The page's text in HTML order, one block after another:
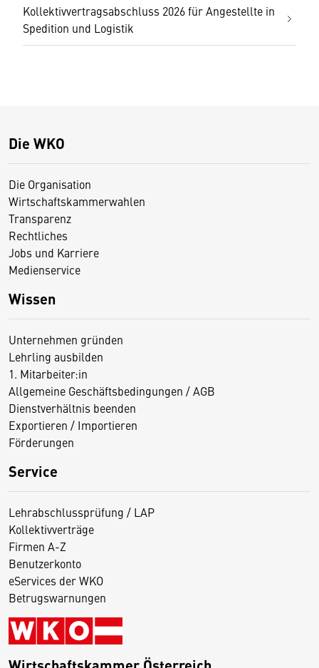
Kollektivvertragsabschluss 2026 für Angestellte in
Spedition und Logistik
Die WKO
Die Organisation
Wirtschaftskammerwahlen
Transparenz
Rechtliches
Jobs und Karriere
Medienservice
Wissen
Unternehmen gründen
Lehrling ausbilden
1. Mitarbeiter:in
Allgemeine Geschäftsbedingungen / AGB
Dienstverhältnis beenden
Exportieren / Importieren
Förderungen
Service
Lehrabschlussprüfung / LAP
Kollektivverträge
Firmen A-Z
Benutzerkonto
eServices der WKO
Betrugswarnungen